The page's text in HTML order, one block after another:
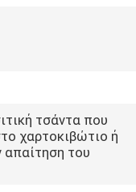
τσάντα που
χαρτοκιβώτιο ή
του